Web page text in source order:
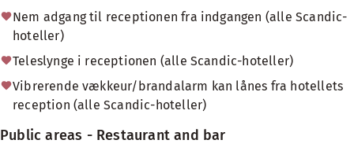
Nem adgang til receptionen fra indgangen (alle Scandic-
hoteller)
Teleslynge i receptionen (alle Scandic-hoteller)
Vibrerende vækkeur/brandalarm kan lånes fra hotellets
reception (alle Scandic-hoteller)
Public areas - Restaurant and bar